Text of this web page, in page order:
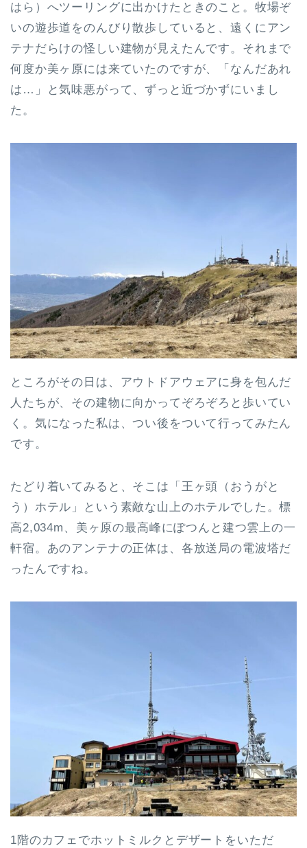
はら）へツーリングに出かけたときのこと。牧場ぞ
いの遊歩道をのんびり散歩していると、遠くにアン
テナだらけの怪しい建物が見えたんです。それまで
何度か美ヶ原には来ていたのですが、「なんだあれ
は…」と気味悪がって、ずっと近づかずにいまし
た。
ところがその日は、アウトドアウェアに身を包んだ
人たちが、その建物に向かってぞろぞろと歩いてい
く。気になった私は、つい後をついて行ってみたん
です。
たどり着いてみると、そこは「王ヶ頭（おうがと
う）ホテル」という素敵な山上のホテルでした。標
高2,034m、美ヶ原の最高峰にぽつんと建つ雲上の一
軒宿。あのアンテナの正体は、各放送局の電波塔だ
ったんですね。
1階のカフェでホットミルクとデザートをいただ